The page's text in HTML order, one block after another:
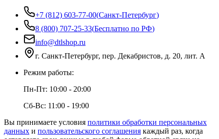
+7 (812) 603-77-00(Санкт-Петербург)
8 (800) 707-25-33(Бесплатно по РФ)
info@dtlshop.ru
г. Санкт-Петербург, пер. Декабристов, д. 20, лит. А
Режим работы:
Пн-Пт: 10:00 - 20:00
Сб-Вс: 11:00 - 19:00
Вы принимаете условия политики обработки персональных
данных и пользовательского соглашения каждый раз, когда